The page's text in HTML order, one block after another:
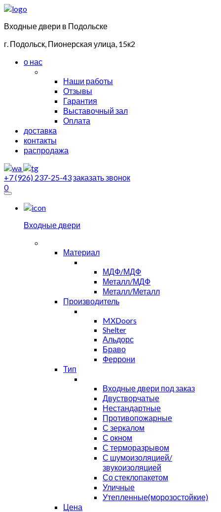
Входные двери в Подольске
г. Подольск, Пионерская улица, 15к2
о нас
Наши работы
Отзывы
Гарантия
Выставочный зал
Оплата
доставка
контакты
распродажа
+7 (926) 237-25-43заказать звонок
0
Входные двери
Материал
МДФ/МДФ
Металл/МДФ
Металл/Металл
Производитель
MXDoors
Shelter
Альдорс
Браво
Феррони
Тип
Входные двери под заказ
Двустворчатые
Нестандартные
Противопожарные
С зеркалом
С окном
С терморазрывом
С шумоизоляцией/
звукоизоляцией
Со стеклопакетом
Уличные
Утепленные(морозостойкие)
Цена